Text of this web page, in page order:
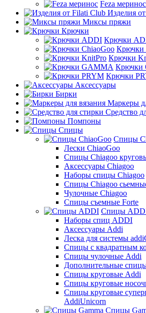
Feza меринос
Изделия
Миксы пряжи
Крючки
Крючки
Крючки
Крючки
Крючки
Крючки
Аксессуары
Бирки
Маркеры
Средство
Помпоны
Спицы
Спицы
Лески ChiaoGoo
Cпицы Сhiagoo
Аксессуары Chiagoo
Наборы спицы Chiagoo
Спицы Chiagoo
Чулочные Chiagoo
Спицы съемные Forte
Спицы
Наборы спиц ADDI
Аксессуары Addi
Леска для системы
Спицы с квадратным
Спицы чулочные Addi
Дополнительные
Спицы круговые Addi
Спицы круговые
Спицы круговые
AddiUnicorn
Спицы